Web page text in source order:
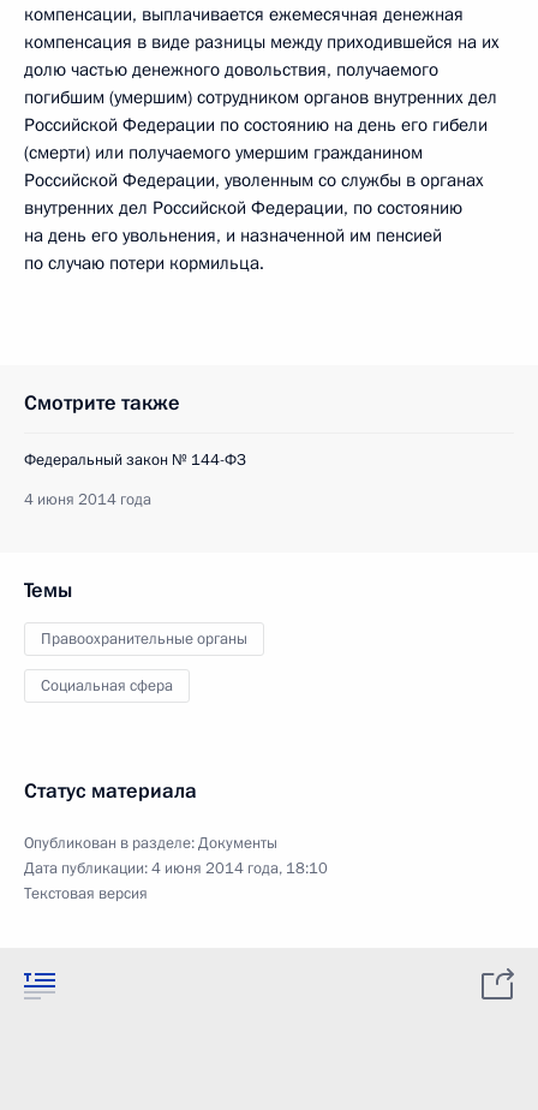
компенсации, выплачивается ежемесячная денежная
компенсация в виде разницы между приходившейся на их
долю частью денежного довольствия, получаемого
погибшим (умершим) сотрудником органов внутренних дел
Российской Федерации по состоянию на день его гибели
(смерти) или получаемого умершим гражданином
Российской Федерации, уволенным со службы в органах
внутренних дел Российской Федерации, по состоянию
на день его увольнения, и назначенной им пенсией
по случаю потери кормильца.
Смотрите также
Федеральный закон № 144-ФЗ
4 июня 2014 года
Темы
Правоохранительные органы
Социальная сфера
Статус материала
Опубликован в разделе:Документы
Дата публикации:4 июня 2014 года, 18:10
Текстовая версия